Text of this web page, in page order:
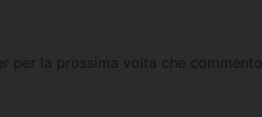
per la prossima volta che commento.